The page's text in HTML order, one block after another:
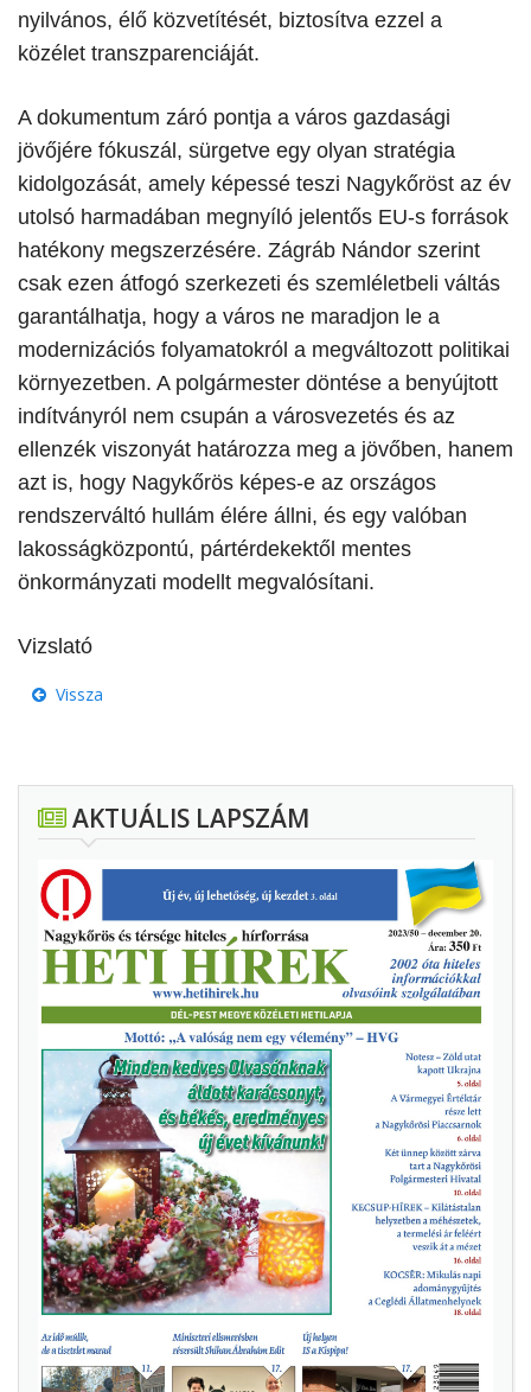
nyilvános, élő közvetítését, biztosítva ezzel a
közélet transzparenciáját.
​A dokumentum záró pontja a város gazdasági
jövőjére fókuszál, sürgetve egy olyan stratégia
kidolgozását, amely képessé teszi Nagykőröst az év
utolsó harmadában megnyíló jelentős EU-s források
hatékony megszerzésére. Zágráb Nándor szerint
csak ezen átfogó szerkezeti és szemléletbeli váltás
garantálhatja, hogy a város ne maradjon le a
modernizációs folyamatokról a megváltozott politikai
környezetben. A polgármester döntése a benyújtott
indítványról nem csupán a városvezetés és az
ellenzék viszonyát határozza meg a jövőben, hanem
azt is, hogy Nagykőrös képes-e az országos
rendszerváltó hullám élére állni, és egy valóban
lakosságközpontú, pártérdekektől mentes
önkormányzati modellt megvalósítani.
Vizslató
Vissza
AKTUÁLIS LAPSZÁM